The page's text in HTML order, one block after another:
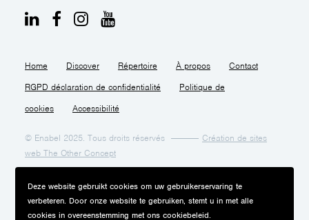
Home Discover Répertoire À propos Contact
RGPD déclaration de confidentialité Politique de
cookies Accessibilité
© Enabel 2025. Tous droits réservés
Création de sites
web The Other Concept
Deze website gebruikt cookies om uw gebruikerservaring te
verbeteren. Door onze website te gebruiken, stemt u in met alle
cookies in overeenstemming met ons cookiebeleid.